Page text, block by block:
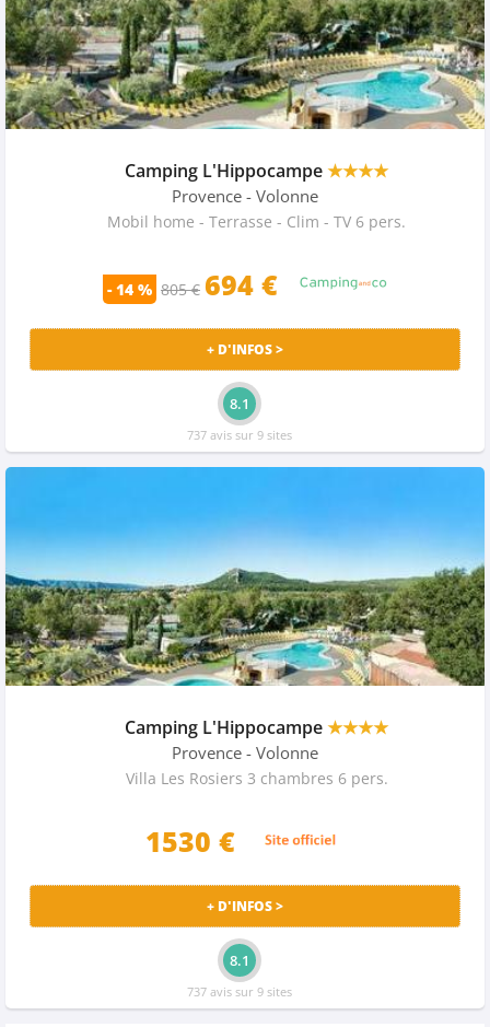
Camping L'Hippocampe★★★★
Provence - Volonne
Mobil home - Terrasse - Clim - TV 6 pers.
- 14 % 805 € 694 €
+ D'INFOS >
8.1
737 avis sur 9 sites
Camping L'Hippocampe★★★★
Provence - Volonne
Villa Les Rosiers 3 chambres 6 pers.
1530 €
+ D'INFOS >
8.1
737 avis sur 9 sites